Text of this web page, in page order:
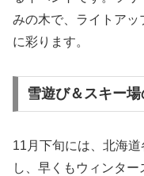
みの木で、ライトア
に彩ります。
雪遊び＆スキー
11月下旬には、北海
し、早くもウィンタ